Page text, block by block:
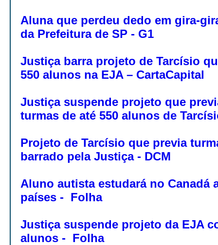
Aluna que perdeu dedo em gira-
da Prefeitura de SP - G1
Justiça barra projeto de Tarcísio
550 alunos na EJA – CartaCapital
Justiça suspende projeto que
turmas de até 550 alunos de
Projeto de Tarcísio que previa
barrado pela Justiça - DCM
Aluno autista estudará no Canadá
países - Folha
Justiça suspende projeto da EJA
alunos - Folha